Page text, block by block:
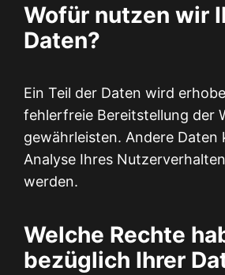
Wofür nutzen wir
Daten?
Ein Teil der Daten wird
fehlerfreie Bereitstellung der
gewährleisten. Andere Daten
Analyse Ihres
werden.
Welche Rechte
bezüglich Ihrer